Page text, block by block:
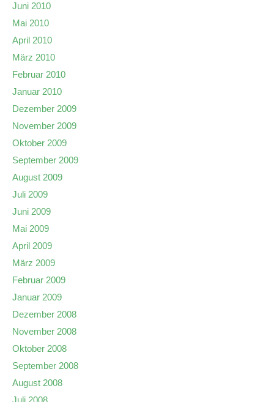
Juni 2010
Mai 2010
April 2010
März 2010
Februar 2010
Januar 2010
Dezember 2009
November 2009
Oktober 2009
September 2009
August 2009
Juli 2009
Juni 2009
Mai 2009
April 2009
März 2009
Februar 2009
Januar 2009
Dezember 2008
November 2008
Oktober 2008
September 2008
August 2008
Juli 2008